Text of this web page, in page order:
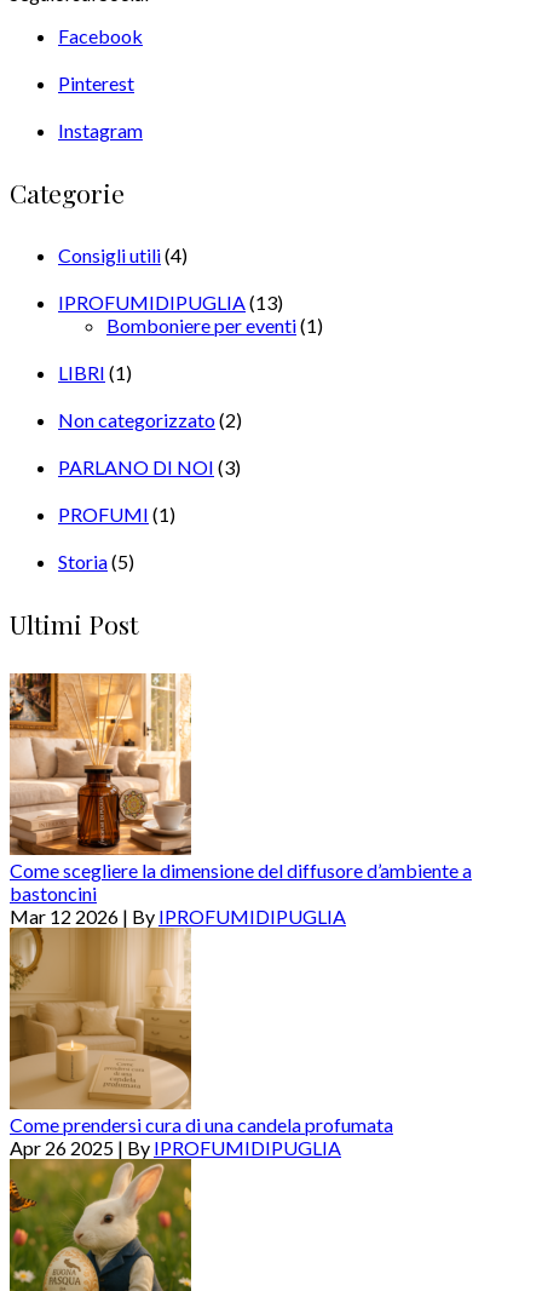
Facebook
Pinterest
Instagram
Categorie
Consigli utili(4)
IPROFUMIDIPUGLIA (13)
Bomboniere per eventi(1)
LIBRI (1)
Non categorizzato(2)
PARLANO DI NOI (3)
PROFUMI (1)
Storia(5)
Ultimi Post
Come scegliere la dimensione del diffusore d’ambiente a
bastoncini
Mar 12 2026 | By IPROFUMIDIPUGLIA
Come prendersi cura di una candela profumata
Apr 26 2025 | By IPROFUMIDIPUGLIA